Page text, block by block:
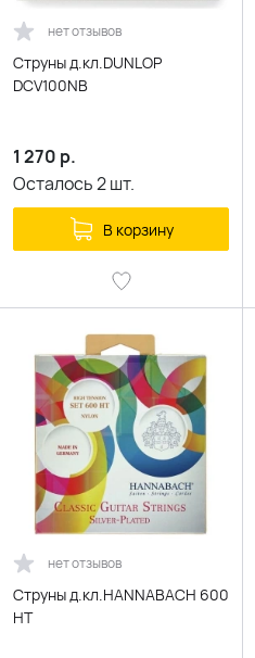
нет отзывов
Струны д.кл.DUNLOP
DCV100NB
1 270 р.
Осталось2шт.
В корзину
нет отзывов
Струны д.кл.HANNABACH 600
HT